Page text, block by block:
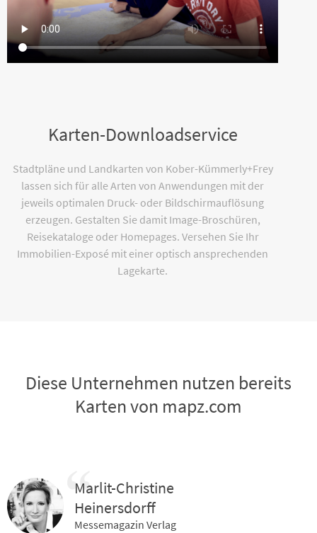
Karten-Downloadservice
Stadtpläne und Landkarten von Kober-Kümmerly+Frey
lassen sich für alle Arten von Anwendungen mit der
jeweils optimalen Druck- oder Bildschirmauflösung
erzeugen. Gestalten Sie damit Image-Broschüren,
Reisekataloge oder Homepages. Versehen Sie Ihr
Immobilien-Exposé mit einer optisch ansprechenden
Lagekarte.
Diese Unternehmen nutzen bereits
Karten von mapz.com
Marlit-Christine
Heinersdorff
Messemagazin Verlag